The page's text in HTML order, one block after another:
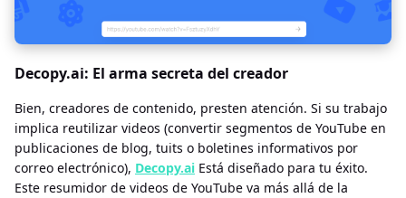
Decopy.ai: El arma secreta del creador
Bien, creadores de contenido, presten atención. Si su trabajo
implica reutilizar videos (convertir segmentos de YouTube en
publicaciones de blog, tuits o boletines informativos por
correo electrónico), Decopy.ai Está diseñado para tu éxito.
Este resumidor de videos de YouTube va más allá de la